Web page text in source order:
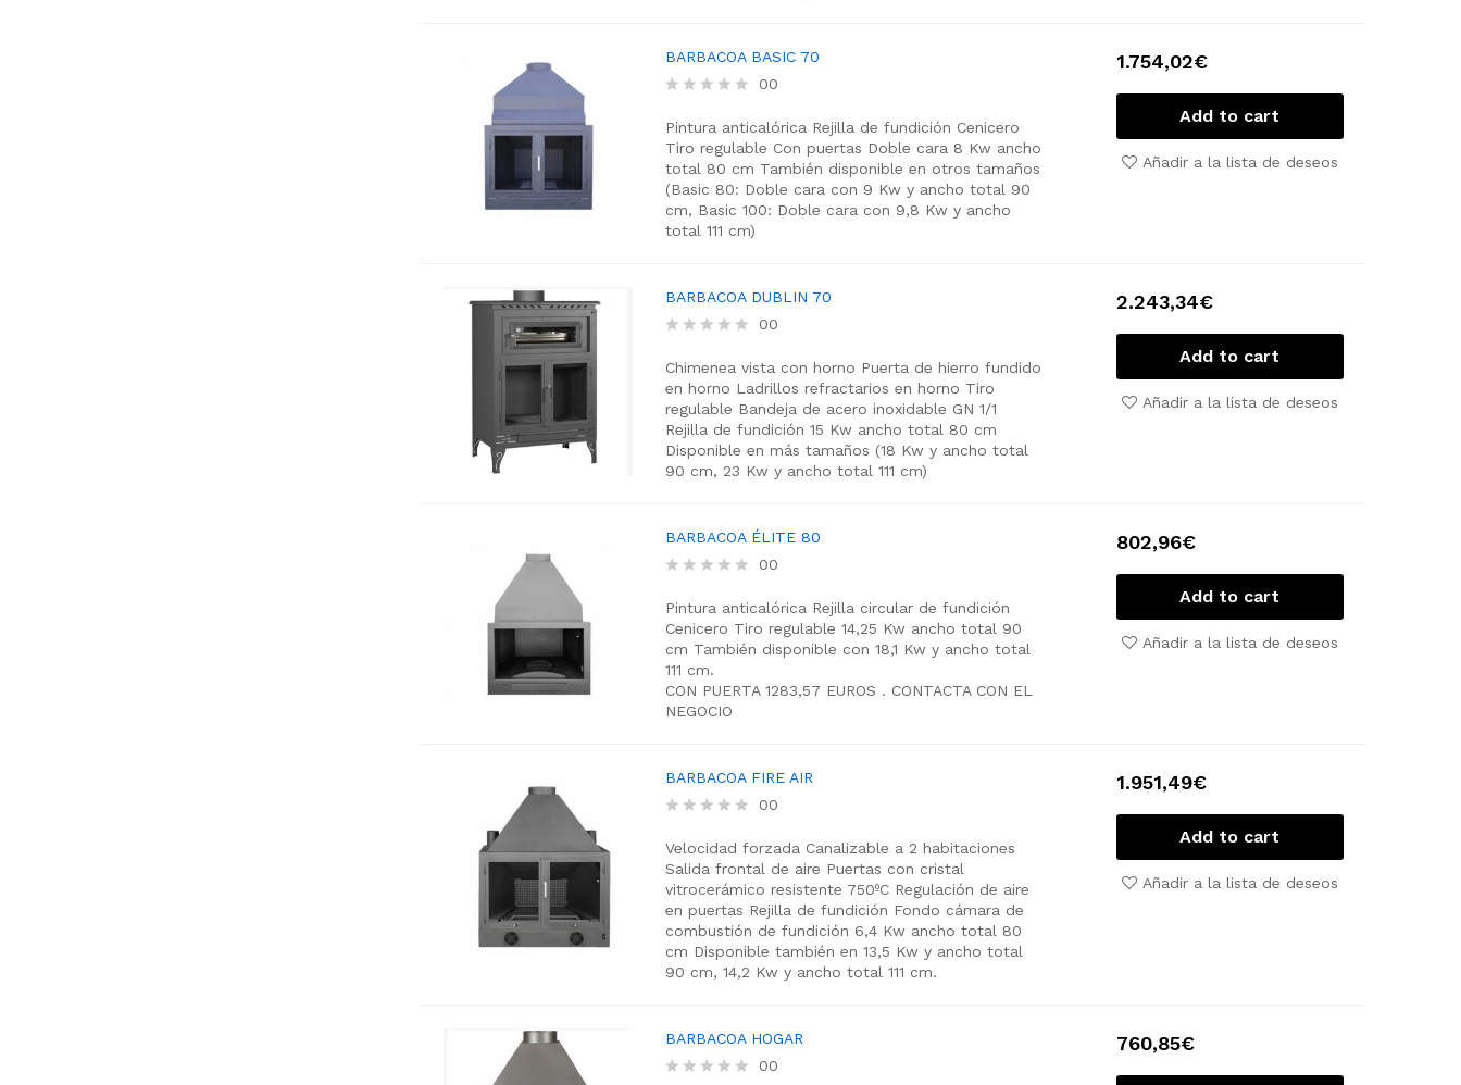
BARBACOA BASIC 70
a
t
e
d
0
o
u
5
00
Pintura anticalórica Rejilla de fundición Cenicero
Tiro regulable Con puertas Doble cara 8 Kwancho
total 80 cm También disponible en otros tamaños
(Basic 80: Doble cara con 9 Kw y ancho total 90
cm, Basic 100: Doble cara con 9,8 Kw y ancho
total 111 cm)
1.754,02€
Add to cart
Añadir a la lista de deseos
BARBACOA DUBLIN 70
a
t
d
0
o
u
5
00
Chimenea vista con horno Puerta de hierro fundido
en horno Ladrillos refractarios en horno Tiro
regulable Bandeja de acero inoxidable GN 1/1
Rejilla de fundición 15 Kwancho total 80 cm
Disponible en más tamaños (18 Kw y ancho total
90 cm, 23 Kw y ancho total 111 cm)
2.243,34€
Add to cart
Añadir a la lista de deseos
BARBACOA ÉLITE 80
a
t
d
0
o
u
5
00
Pintura anticalórica Rejilla circular de fundición
Cenicero Tiro regulable 14,25 Kwancho total 90
cm También disponible con 18,1 Kw y ancho total
111 cm.
CON PUERTA 1283,57 EUROS . CONTACTA CON EL
NEGOCIO
802,96€
Add to cart
Añadir a la lista de deseos
BARBACOA FIRE AIR
a
t
d
0
o
u
t
00
Velocidad forzada Canalizable a 2 habitaciones
Salida frontal de aire Puertas con cristal
vitrocerámico resistente 750ºCRegulación de aire
en puertas Rejilla de fundición Fondo cámara de
combustión de fundición 6,4 Kwancho total 80
cm Disponible también en 13,5 Kw y ancho total
90 cm, 14,2 Kw y ancho total 111 cm.
1.951,49€
Add to cart
Añadir a la lista de deseos
BARBACOA HOGAR
00
760,85€